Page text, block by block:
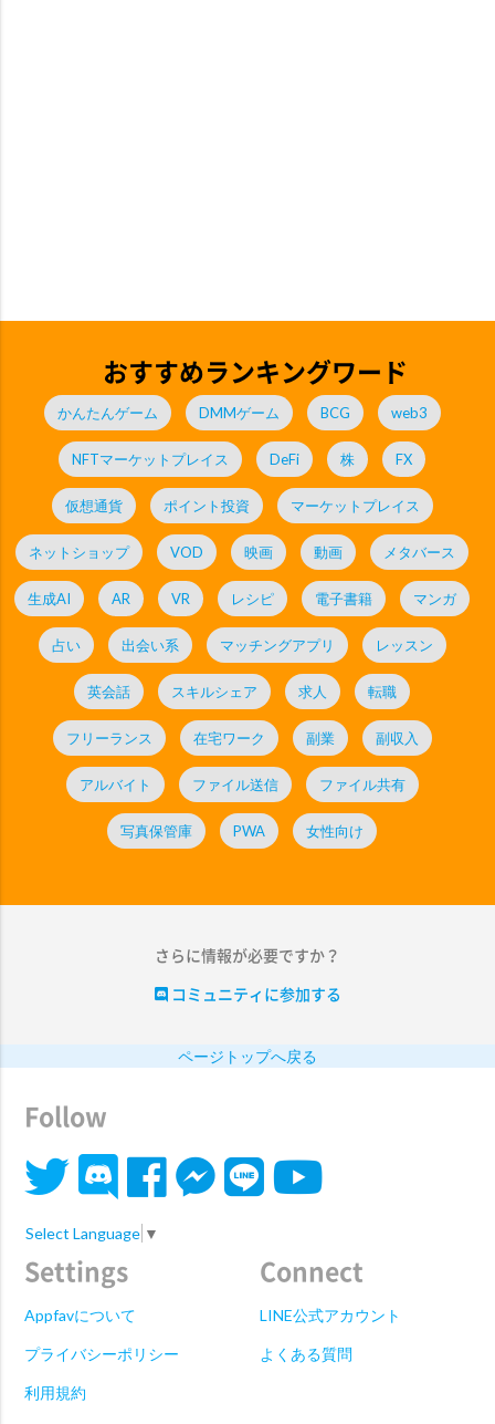
おすすめランキングワード
かんたんゲーム DMMゲーム BCG web3
NFTマーケットプレイス DeFi 株 FX
仮想通貨 ポイント投資 マーケットプレイス
ネットショップ VOD 映画 動画 メタバース
生成AI AR VR レシピ 電子書籍 マンガ
占い 出会い系 マッチングアプリ レッスン
英会話 スキルシェア 求人 転職
フリーランス 在宅ワーク 副業 副収入
アルバイト ファイル送信 ファイル共有
写真保管庫 PWA 女性向け
さらに情報が必要ですか？
コミュニティに参加する
ページトップへ戻る
Follow
Select Language ▼
Settings
Appfavについて
プライバシーポリシー
利用規約
Connect
LINE公式アカウント
よくある質問